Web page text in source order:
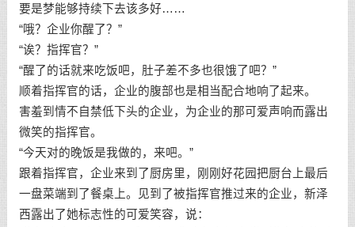
要是梦能够持续下去该多好……
“哦？企业你醒了？”
“诶？指挥官？”
“醒了的话就来吃饭吧，肚子差不多也很饿了吧？”
顺着指挥官的话，企业的腹部也是相当配合地响了起来。
害羞到情不自禁低下头的企业，为企业的那可爱声响而露出
微笑的指挥官。
“今天对的晚饭是我做的，来吧。”
跟着指挥官，企业来到了厨房里，刚刚好花园把厨台上最后
一盘菜端到了餐桌上。见到了被指挥官推过来的企业，新泽
西露出了她标志性的可爱笑容，说：